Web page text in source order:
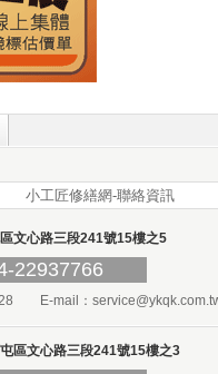
小工匠修繕網-聯絡資訊
文心路三段241號15樓之5
22937766
E-mail：
區文心路三段241號15樓之3